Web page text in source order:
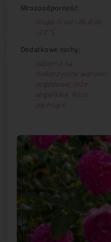
Mrozoodporność:
Grupa IV od -26,8 do
-22°C
Dodatkowe cechy:
odporna na
niekorzystne warunki
pogodowe, róże
angielskie, Róże
pachnące